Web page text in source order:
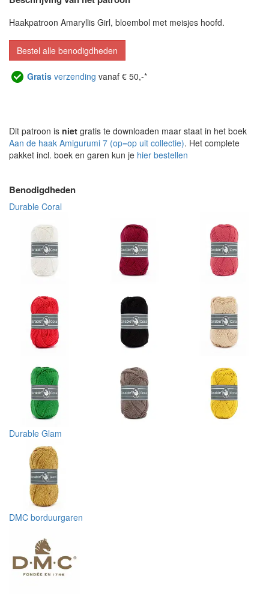
Haakpatroon Amaryllis Girl, bloembol met meisjes hoofd.
Bestel alle benodigdheden
Gratis verzending vanaf € 50,-*
Dit patroon is niet gratis te downloaden maar staat in het boek
Aan de haak Amigurumi 7 (op=op uit collectie). Het complete
pakket incl. boek en garen kun je hier bestellen
Benodigdheden
Durable Coral
Durable Glam
DMC borduurgaren